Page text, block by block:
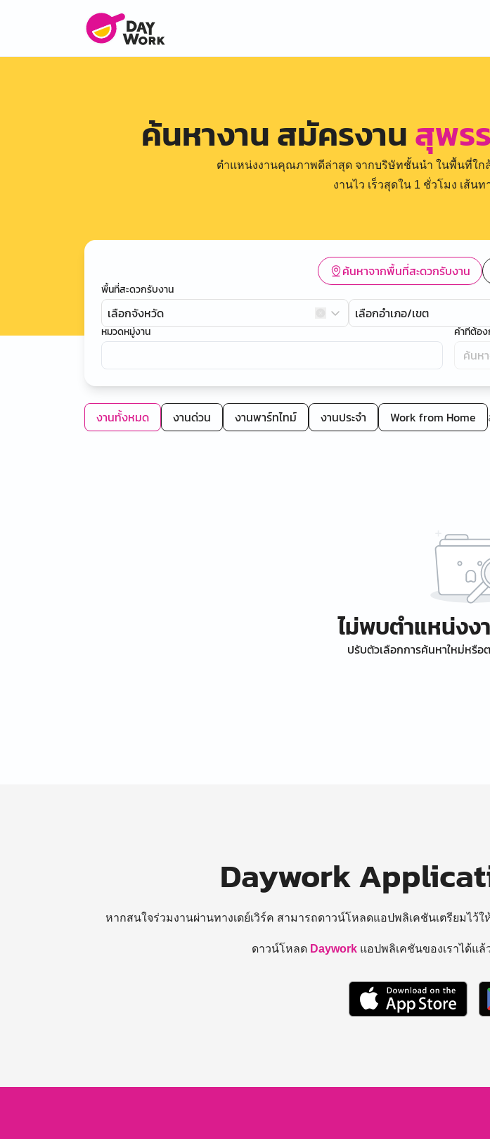
ค้นหางาน สมัครงานสุพร
ตำแหน่งงานคุณภาพดีล่าสุด จากบริษัทชั้นนำ ในพื้นที่ใ
งานไว เร็วสุดใน 1 ชั่วโมง เส้
ค้นหาจากพื้นที่สะดวกรับงาน
พื้นที่สะดวกรับงาน
เลือกจังหวัด เลือกอำเภอ/เขต
หมวดหมู่งาน คำที่ต้อง
งานทั้งหมด งานด่วน งานพาร์ทไทม์ งานประจำ Work from Home
ไม่พบตำแหน่ง
ปรับตัวเลือกการค้นหาใหม่หรื
Daywork
หากสนใจร่วมงานผ่านทางเดย์เวิร์ค สามารถดาวน์โหลดแอปพลิเคชันเตรียมไว้ใ
ดาวน์โหลด Daywork แอปพลิเคชันของเราได้แล้